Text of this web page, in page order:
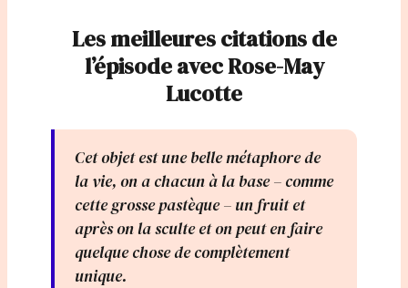
Les meilleures citations de
l’épisode avec Rose-May
Lucotte
Cet objet est une belle métaphore de
la vie, on a chacun à la base – comme
cette grosse pastèque – un fruit et
après on la sculte et on peut en faire
quelque chose de complètement
unique.